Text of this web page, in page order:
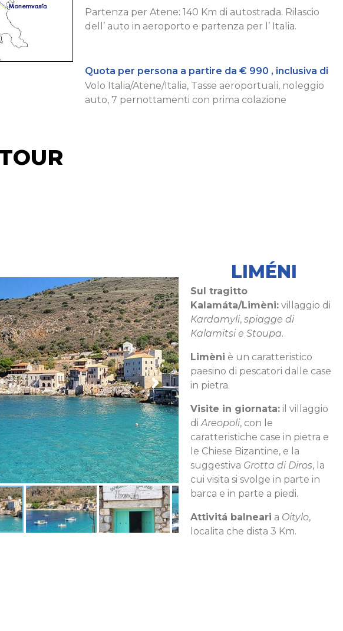
Partenza per Atene: 140 Km di autostrada. Rilascio
dell’ auto in aeroporto e partenza per l’ Italia.
Quota per persona a partire da € 990 , inclusiva di
Volo Italia/Atene/Italia, Tasse aeroportuali, noleggio
auto, 7 pernottamenti con prima colazione
LIMÉNI
Sul tragitto
Kalamáta/Limèni: villaggio di
Kardamyli,spiagge di
Kalamitsi e Stoupa.
Limèni è un caratteristico
paesino di pescatori dalle case
in pietra.
Visite in giornata: il villaggio
diAreopoli, con le
caratteristiche case in pietra e
le Chiese Bizantine, e la
suggestiva Grotta di Diros, la
cui visita si svolge in parte in
barca e in parte a piedi.
Attivitá balneari a Oitylo,
localita che dista 3 Km.